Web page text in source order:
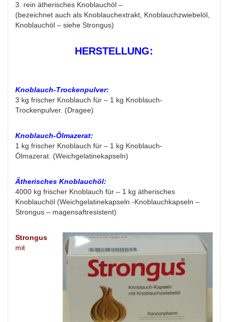
3. rein ätherisches Knoblauchöl –
(bezeichnet auch als Knoblauchextrakt, Knoblauchzwiebelöl,
Knoblauchöl – siehe Strongus)
HERSTELLUNG:
Knoblauch-Trockenpulver:
3 kg frischer Knoblauch für – 1 kg Knoblauch-
Trockenpulver. (Dragee)
Knoblauch-Ölmazerat:
1 kg frischer Knoblauch für – 1 kg Knoblauch-
Ölmazerat. (Weichgelatinekapseln)
Ätherisches Knoblauchöl:
4000 kg frischer Knoblauch für – 1 kg ätherisches
Knoblauchöl (Weichgelatinekapseln -Knoblauchkapseln –
Strongus – magensaftresistent)
Strongus
mit